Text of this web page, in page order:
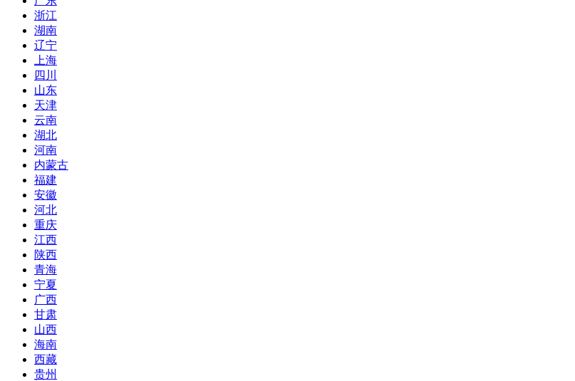
浙江
湖南
辽宁
上海
四川
山东
天津
云南
湖北
河南
内蒙古
福建
安徽
河北
重庆
江西
陕西
青海
宁夏
广西
甘肃
山西
海南
西藏
贵州